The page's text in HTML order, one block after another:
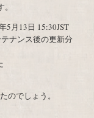
5月13日 15:30JST
ナンス後の更新分
のでしょう。